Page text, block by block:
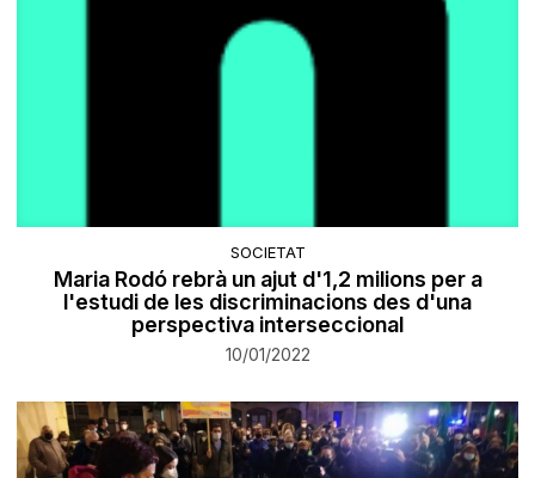
SOCIETAT
Maria Rodó rebrà un ajut d'1,2 milions per a
l'estudi de les discriminacions des d'una
perspectiva interseccional
10/01/2022